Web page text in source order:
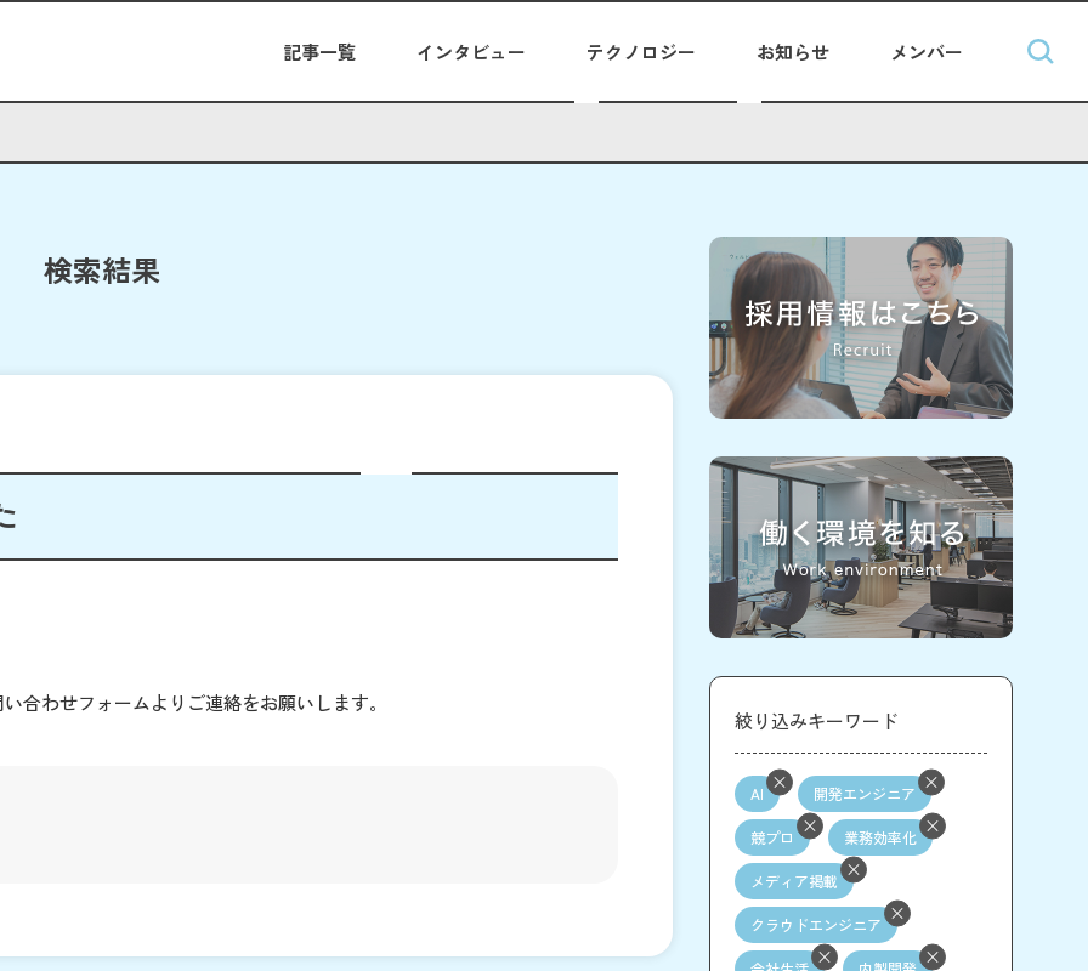
記事一覧 インタビュー テクノロジー お知らせ メンバー
検索結果
合わせフォームよりご連絡をお願いします。
絞り込みキーワード
AI 開発エンジニア
競プロ 業務効率化
メディア掲載
クラウドエンジニア